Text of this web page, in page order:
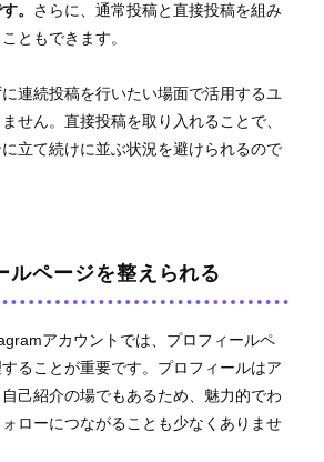
。 さらに、通常投稿と直接投稿を組み
ともできます。
連続投稿を行いたい場面で活用するユ
せん。直接投稿を取り入れることで、
立て続けに並ぶ状況を避けられるので
ルページを整えられる
アカウントでは、プロフィールペ
ることが重要です。プロフィールはア
己紹介の場でもあるため、魅力的でわ
ローにつながることも少なくありませ